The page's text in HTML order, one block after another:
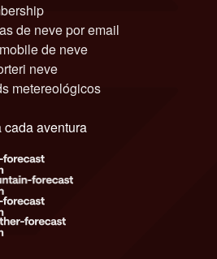
de neve por email
de neve
neve
metereológicos
cada aventura